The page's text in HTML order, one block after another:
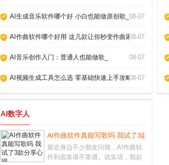
AI生成音乐软件哪个好 小白也能做原创歌_ 08-07
AI作曲软件哪个好用 这几款让你秒变作曲家_08-07
AI音乐创作入门：普通人也能做歌_ 08-07
AI视频生成工具怎么选 零基础快速上手攻略_08-07
AI数字人
AI作曲软件真能写歌吗 我试了3款分享心
最近身边不少朋友问我，AI作曲软
件到底靠谱不靠谱。说实话，我起